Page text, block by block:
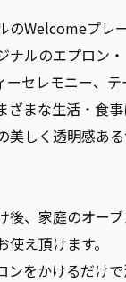
のWelcomeプレ
ナルのエプロン
ーセレモニー、テ
ざまな生活・食
美しく透明感あ
後、家庭のオー
え頂けます。
ンをかけるだけ